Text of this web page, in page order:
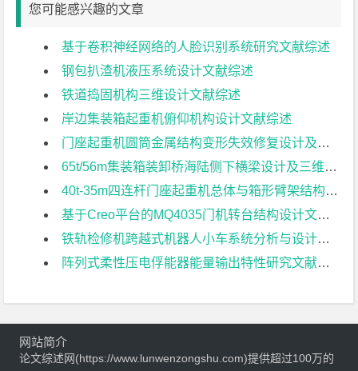
您可能感兴趣的文章
基于卷积神经网络的人脸识别系统研究文献综述
钢包扒渣机液压系统设计文献综述
铁道捣固机构三维设计文献综述
岸边集装箱起重机俯仰机构设计文献综述
门座起重机圆筒金属结构变形失效修复设计及设备管理对策与分析；文献综述
65t/56m集装箱装卸桥海陆侧下横梁设计及三维建模文献综述
40t-35m四连杆门座起重机总体与箱形臂架结构参数化建模文献综述
基于Creo平台的MQ4035门机转台结构设计文献综述
铁轨检修机跨越式机器人小车系统分析与设计文献综述
阵列式柔性压电俘能器能量输出特性研究文献综述
网站简介
论文综述网(https://www.lunwenzongshu.com)提供超过100万的